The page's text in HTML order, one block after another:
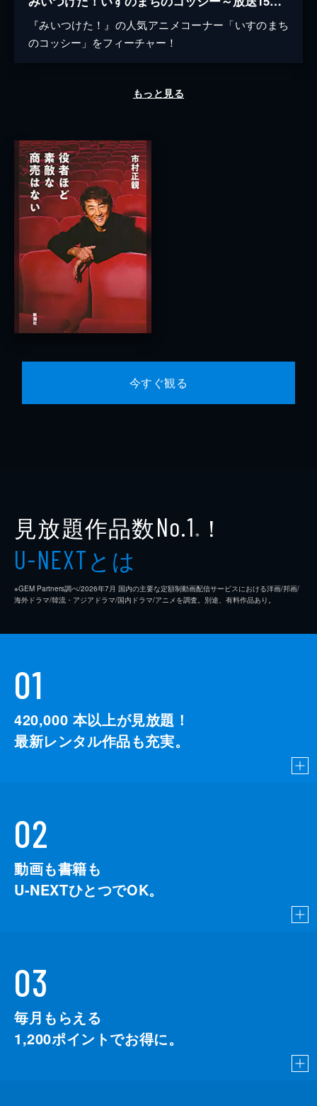
『みいつけた！』の人気アニメコーナー「いすのまち
のコッシー」をフィーチャー！
もっと見る
今すぐ観る
見放題作品数No.1 ※ ！
U-NEXTとは
※GEM Partners調べ/2026年7⽉ 国内の主要な定額制動画配信サービスにおける洋画/邦画/
海外ドラマ/韓流・アジアドラマ/国内ドラマ/アニメを調査。別途、有料作品あり。
01
420,000 本以上が見放題！
最新レンタル作品も充実。
02
動画も書籍も
U-NEXTひとつでOK。
03
毎月もらえる
1,200ポイントでお得に。